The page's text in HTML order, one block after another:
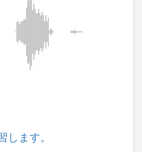
します。